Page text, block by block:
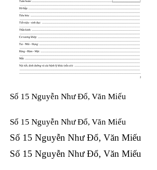
Số 15 Nguyễn Như Đổ, Văn Miếu
Số 15 Nguyễn Như Đổ, Văn Miếu​​​​
Số 15 Nguyễn Như Đổ, Văn Miếu​​​​
Số 15 Nguyễn Như Đổ, Văn Miếu​​​​